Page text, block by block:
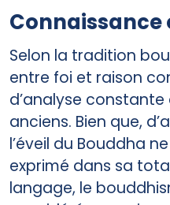
Connaissance
Selon la tradition
entre foi et raison
d’analyse
anciens. Bien que,
l’éveil du Bouddha
exprimé dans sa
langage, le